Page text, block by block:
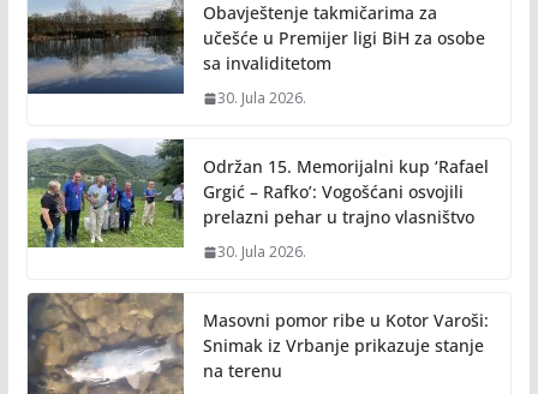
Obavještenje takmičarima za
učešće u Premijer ligi BiH za osobe
sa invaliditetom
30. Jula 2026.
Održan 15. Memorijalni kup ‘Rafael
Grgić – Rafko’: Vogošćani osvojili
prelazni pehar u trajno vlasništvo
30. Jula 2026.
Masovni pomor ribe u Kotor Varoši:
Snimak iz Vrbanje prikazuje stanje
na terenu